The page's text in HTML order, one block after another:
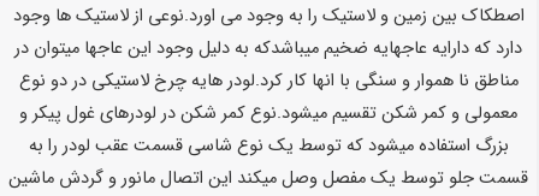
اصطکاک بین زمین و لاستیک را به وجود می اورد.نوعی از لاستیک ها وجود
دارد که دارایه عاجهایه ضخیم میباشدکه به دلیل وجود این عاجها میتوان در
مناطق نا هموار و سنگی با انها کار کرد.لودر هایه چرخ لاستیکی در دو نوع
معمولی و کمر شکن تقسیم میشود.نوع کمر شکن در لودرهای غول پیکر و
بزرگ استفاده میشود که توسط یک نوع شاسی قسمت عقب لودر را به
قسمت جلو توسط یک مفصل وصل میکند این اتصال مانور و گردش ماشین